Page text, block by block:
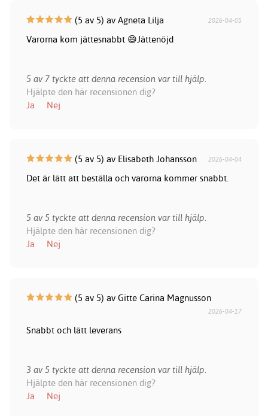
(5 av 5) av Agneta Lilja 2026-04-05
Varorna kom jättesnabbt 😄Jättenöjd
5 av 7 tyckte att denna recension var till hjälp.
Hjälpte den här recensionen dig?
Ja
Nej
(5 av 5) av Elisabeth Johansson 2026-04-04
Det är lätt att beställa och varorna kommer snabbt.
5 av 5 tyckte att denna recension var till hjälp.
Hjälpte den här recensionen dig?
Ja
Nej
(5 av 5) av Gitte Carina Magnusson
2026-04-17
Snabbt och lätt leverans
3 av 5 tyckte att denna recension var till hjälp.
Hjälpte den här recensionen dig?
Ja
Nej